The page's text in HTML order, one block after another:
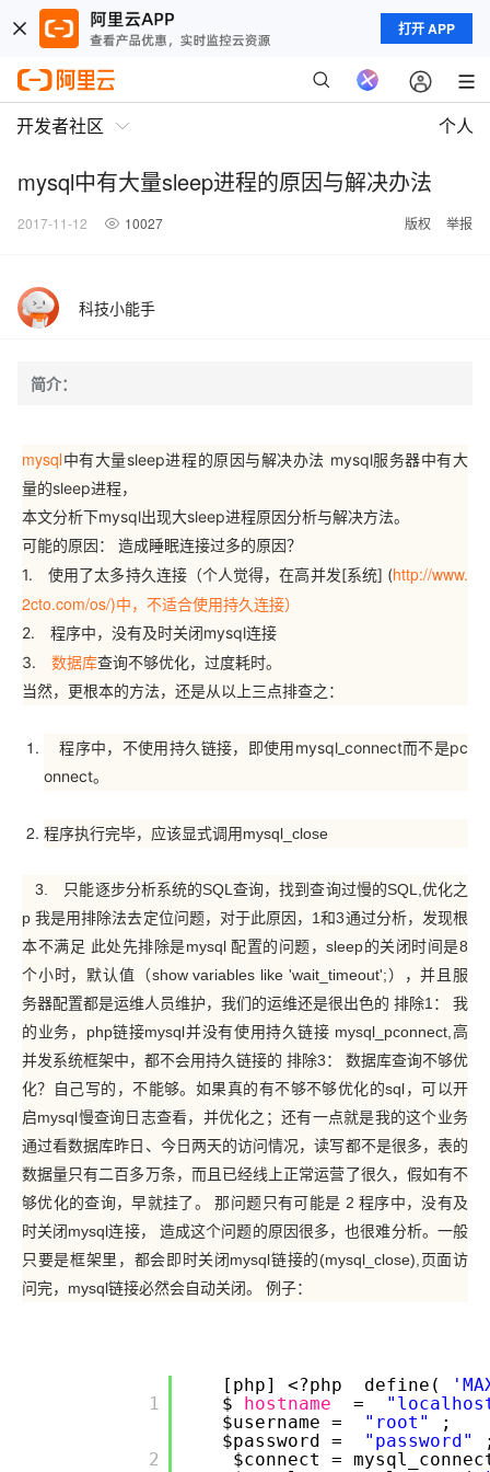
打开 APP
开发者社区 个人
mysql中有大量sleep进程的原因与解决办法
2017-11-12 10027 版权 举报
科技小能手
简介：
mysql中有大量sleep进程的原因与解决办法 mysql服务器中有大
量的sleep进程，
本文分析下mysql出现大sleep进程原因分析与解决方法。
可能的原因： 造成睡眠连接过多的原因？
1. 使用了太多持久连接（个人觉得，在高并发[系统] (http://www.
2cto.com/os/)中，不适合使用持久连接）
2. 程序中，没有及时关闭mysql连接
3. 数据库查询不够优化，过度耗时。
当然，更根本的方法，还是从以上三点排查之：
程序中，不使用持久链接，即使用mysql_connect而不是pc
onnect。
程序执行完毕，应该显式调用mysql_close
3. 只能逐步分析系统的SQL查询，找到查询过慢的SQL,优化之
p 我是用排除法去定位问题，对于此原因，1和3通过分析，发现根
本不满足 此处先排除是mysql 配置的问题，sleep的关闭时间是8
个小时，默认值（show variables like 'wait_timeout';），并且服
务器配置都是运维人员维护，我们的运维还是很出色的 排除1： 我
的业务，php链接mysql并没有使用持久链接 mysql_pconnect,高
并发系统框架中，都不会用持久链接的 排除3： 数据库查询不够优
化？自己写的，不能够。如果真的有不够不够优化的sql，可以开
启mysql慢查询日志查看，并优化之；还有一点就是我的这个业务
通过看数据库昨日、今日两天的访问情况，读写都不是很多，表的
数据量只有二百多万条，而且已经线上正常运营了很久，假如有不
够优化的查询，早就挂了。 那问题只有可能是 2 程序中，没有及
时关闭mysql连接， 造成这个问题的原因很多，也很难分析。一般
只要是框架里，都会即时关闭mysql链接的(mysql_close),页面访
问完，mysql链接必然会自动关闭。 例子：
         1
         2
[php] <?php define(
$
hostname =
$username =
"root"
;
$password =
"password"
$connect =